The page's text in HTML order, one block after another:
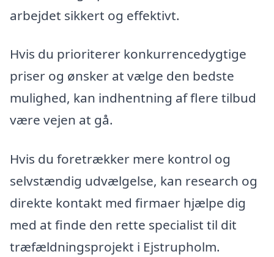
arbejdet sikkert og effektivt.
Hvis du prioriterer konkurrencedygtige
priser og ønsker at vælge den bedste
mulighed, kan indhentning af flere tilbud
være vejen at gå.
Hvis du foretrækker mere kontrol og
selvstændig udvælgelse, kan research og
direkte kontakt med firmaer hjælpe dig
med at finde den rette specialist til dit
træfældningsprojekt i Ejstrupholm.